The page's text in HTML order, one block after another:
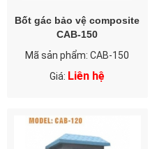
Bốt gác bảo vệ composite
CAB-150
Mã sản phẩm: CAB-150
Giá: Liên hệ